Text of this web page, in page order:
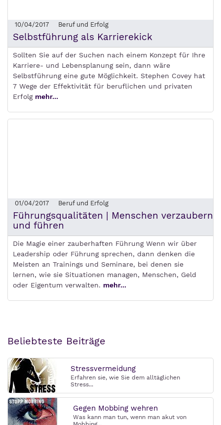
10/04/2017 Beruf und Erfolg
Selbstführung als Karrierekick
Sollten Sie auf der Suchen nach einem Konzept für Ihre
Karriere- und Lebensplanung sein, dann wäre
Selbstführung eine gute Möglichkeit. Stephen Covey hat
7 Wege der Effektivität für beruflichen und privaten
Erfolg mehr...
01/04/2017 Beruf und Erfolg
Führungsqualitäten | Menschen verzaubern
und führen
Die Magie einer zauberhaften Führung Wenn wir über
Leadership oder Führung sprechen, dann denken die
Meisten an Trainings und Seminare, bei denen sie
lernen, wie sie Situationen managen, Menschen, Geld
oder Eigentum verwalten. mehr...
Beliebteste Beiträge
Stressvermeidung
Erfahren sie, wie Sie dem alltäglichen
Stress...
Gegen Mobbing wehren
Was kann man tun, wenn man akut von